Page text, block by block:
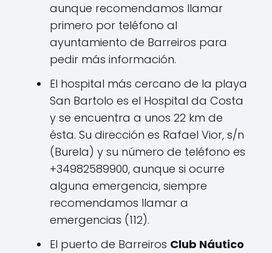
aunque recomendamos llamar
primero por teléfono al
ayuntamiento de Barreiros para
pedir más información.
El hospital más cercano de la playa
San Bartolo es el Hospital da Costa
y se encuentra a unos 22 km de
ésta. Su dirección es Rafael Vior, s/n
(Burela) y su número de teléfono es
+34982589900, aunque si ocurre
alguna emergencia, siempre
recomendamos llamar a
emergencias (112).
El puerto de Barreiros Club Náutico